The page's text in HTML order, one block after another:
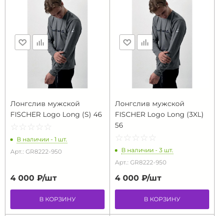
Лонгслив мужской
FISCHER Logo Long (S) 46
☆ ☆ ☆ ☆ ☆
★ ★ ★ ★ ★
В наличии - 1 шт.
Арт.: GR8222-950
4 000 ₽/шт
В КОРЗИНУ
Лонгслив мужской
FISCHER Logo Long (3XL)
56
☆ ☆ ☆ ☆ ☆
★ ★ ★ ★ ★
В наличии - 3 шт.
Арт.: GR8222-950
4 000 ₽/шт
В КОРЗИНУ